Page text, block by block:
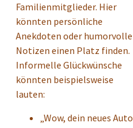
Familienmitglieder. Hier
könnten persönliche
Anekdoten oder humorvolle
Notizen einen Platz finden.
Informelle Glückwünsche
könnten beispielsweise
lauten:
„Wow, dein neues Auto